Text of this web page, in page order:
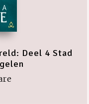
Deel 4 Stad